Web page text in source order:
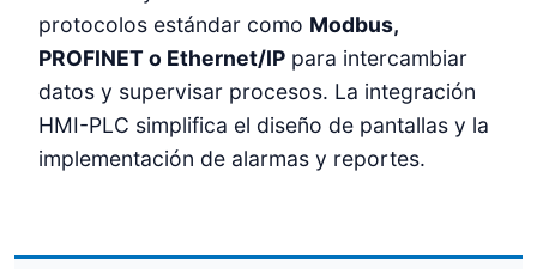
protocolos estándar como Modbus,
PROFINET o Ethernet/IP para intercambiar
datos y supervisar procesos. La integración
HMI-PLC simplifica el diseño de pantallas y la
implementación de alarmas y reportes.